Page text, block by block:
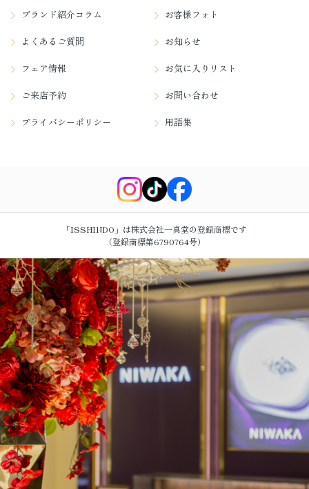
ブランド紹介コラム お客様フォト
よくあるご質問 お知らせ
フェア情報 お気に入りリスト
ご来店予約 お問い合わせ
プライバシーポリシー 用語集
「ISSHINDO」は株式会社一真堂の登録商標です
（登録商標第6790764号）